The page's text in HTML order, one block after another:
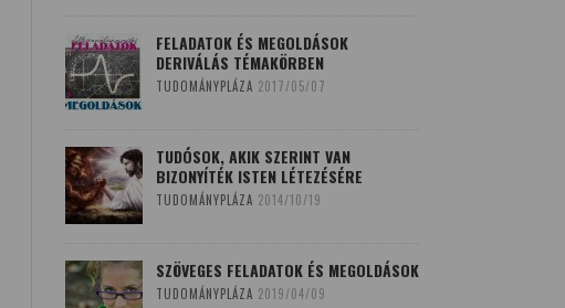
FELADATOK ÉS MEGOLDÁSOK
DERIVÁLÁS TÉMAKÖRBEN
TUDOMÁNYPLÁZA 2017/05/07
TUDÓSOK, AKIK SZERINT VAN
BIZONYÍTÉK ISTEN LÉTEZÉSÉRE
TUDOMÁNYPLÁZA 2014/10/19
SZÖVEGES FELADATOK ÉS MEGOLDÁSOK
TUDOMÁNYPLÁZA 2019/04/09